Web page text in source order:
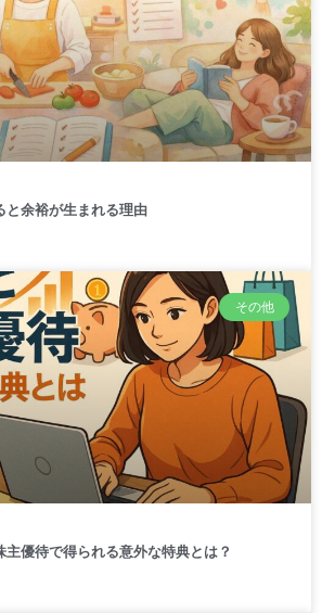
と余裕が生まれる理由
その他
主優待で得られる意外な特典とは？